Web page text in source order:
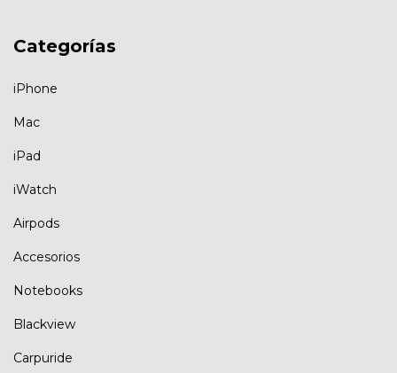
Categorías
iPhone
Mac
iPad
iWatch
Airpods
Accesorios
Notebooks
Blackview
Carpuride